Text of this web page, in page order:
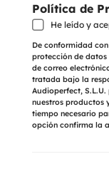
Política de
He leído y
De conformidad
protección de datos
de correo
tratada bajo la
Audioperfect,
nuestros productos
tiempo necesario
opción confirma la